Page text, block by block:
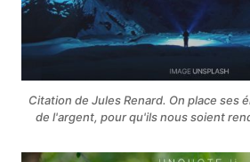
Citation de Jules Renard. On place ses
de l'argent, pour qu'ils nous soient